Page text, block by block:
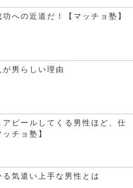
への近道だ！【マッチョ塾】
男らしい理由
アピールしてくる男性ほど、仕
チョ塾】
気遣い上手な男性とは